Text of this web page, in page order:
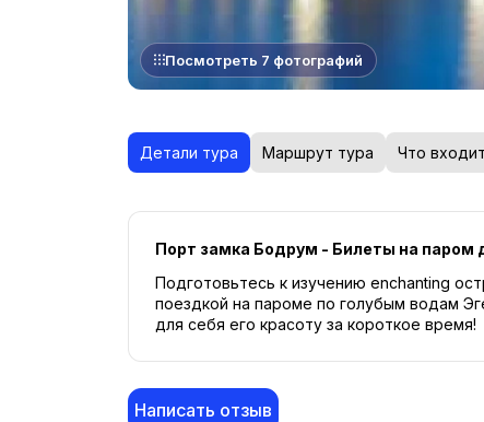
Посмотреть 7 фотографий
Детали тура Маршрут тура Что
Порт замка Бодрум - Билеты на паром
Подготовьтесь к изучению enchanting
поездкой на пароме по голубым водам
для себя его красоту за короткое время!
Написать отзыв